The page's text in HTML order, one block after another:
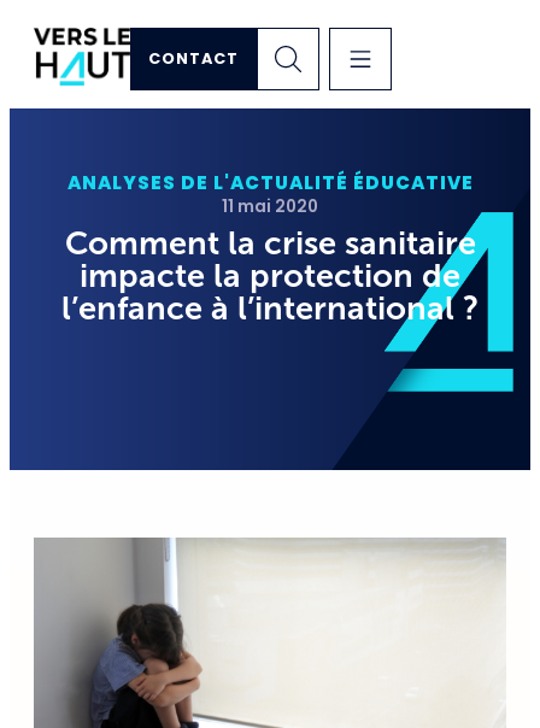
CONTACT
ANALYSES DE L'ACTUALITÉ ÉDUCATIVE
11 mai 2020
Comment la crise sanitaire
impacte la protection de
l’enfance à l’international ?